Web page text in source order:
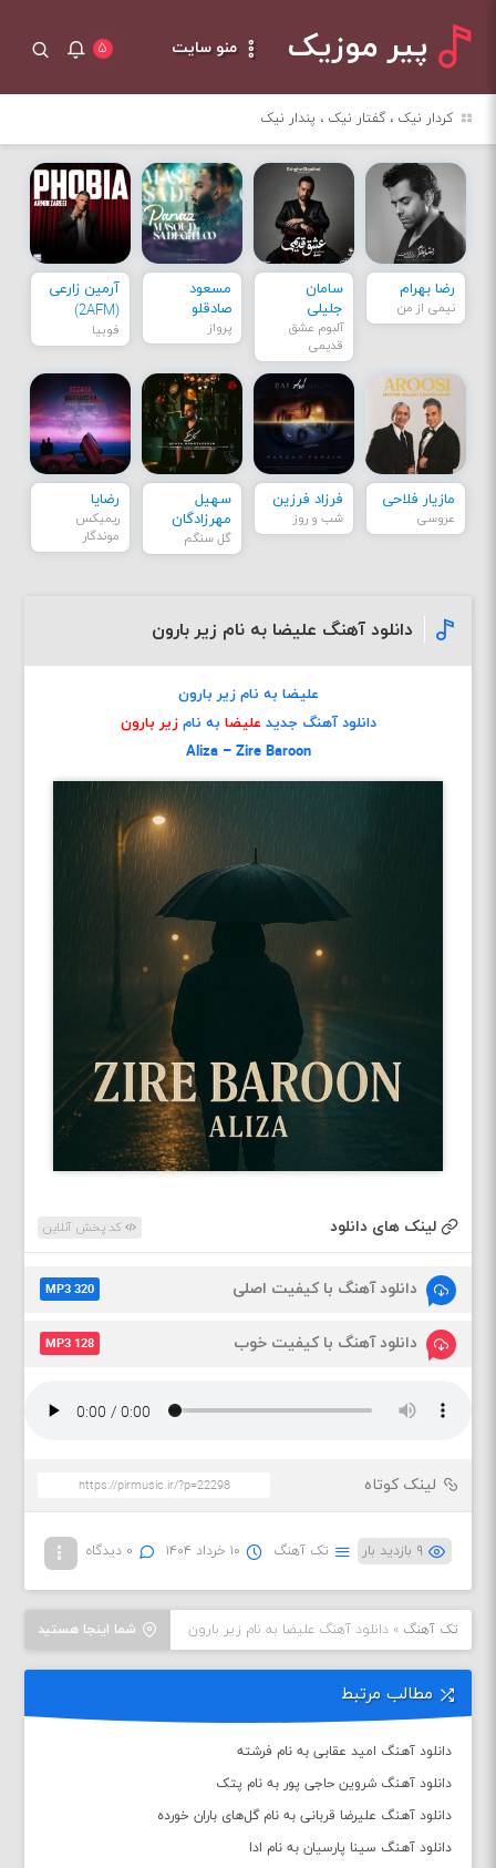
پیر موزیک منو سایت ۵
کردار نیک ، گفتار نیک ، پندار نیک
رضا بهرام
نیمی از من
سامان
جلیلی
آلبوم عشق
قدیمی
مسعود
صادقلو
پرواز
آرمین زارعی
(2AFM)
فوبیا
مازیار فلاحی
عروسی
فرزاد فرزین
شب و روز
سهیل
مهرزادگان
گل سنگم
رضایا
ریمیکس
موندگار
دانلود آهنگ علیضا به نام زیر بارون
علیضا به نام زیر بارون
دانلود آهنگ جدید علیضا به نامزیر بارون
Aliza – Zire Baroon
لینک های دانلود کد پخش آنلاین
دانلود آهنگ با کیفیت اصلی MP3 320
دانلود آهنگ با کیفیت خوب MP3 128
لینک کوتاه
۹ بازدید بار تک آهنگ ۱۰ خرداد ۱۴۰۴ ۰ دیدگاه
شما اینجا هستید تک آهنگ »دانلود آهنگ علیضا به نام زیر بارون
مطالب مرتبط
دانلود آهنگ امید عقابی به نام فرشته
دانلود آهنگ شروین حاجی پور به نام پتک
دانلود آهنگ علیرضا قربانی به نام گل‌های باران خورده
دانلود آهنگ سینا پارسیان به نام ادا